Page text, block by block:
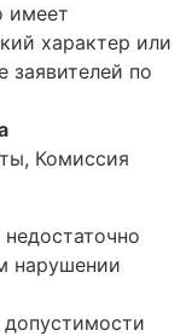
имеет
характер или
заявителей по
Комиссия
нарушении
допустимости